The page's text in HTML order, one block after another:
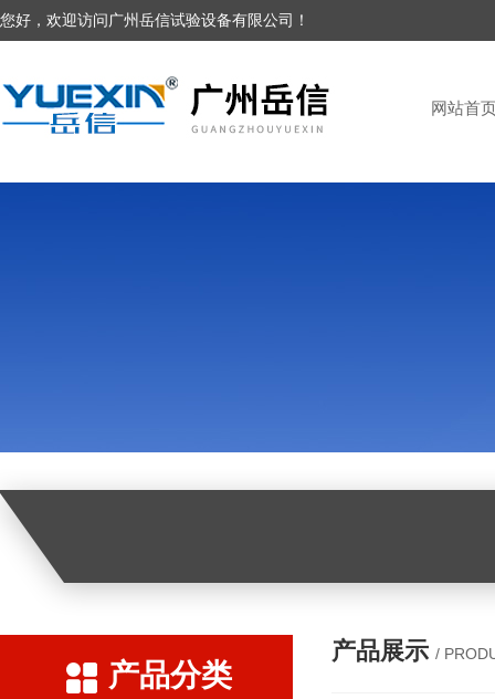
您好，欢迎访问广州岳信试验设备有限公司！
网站首
产品分类
产品展示 /